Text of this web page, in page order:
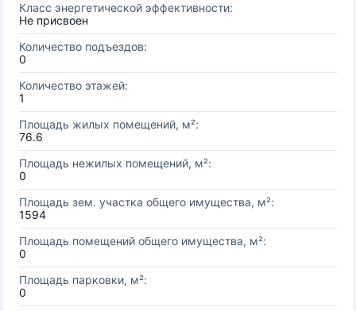
Класс энергетической эффективности:
Не присвоен
Количество подъездов:
0
Количество этажей:
1
Площадь жилых помещений, м²:
76.6
Площадь нежилых помещений, м²:
0
Площадь зем. участка общего имущества, м²:
1594
Площадь помещений общего имущества, м²:
0
Площадь парковки, м²:
0